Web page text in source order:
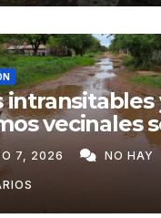
intransitables
vecinales
en barrios
7, 2026 NO HAY